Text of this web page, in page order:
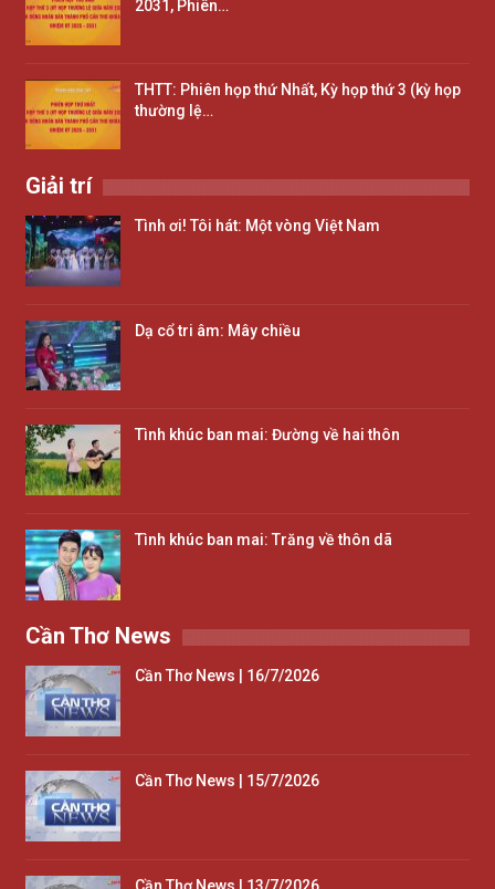
2031, Phiên…
THTT: Phiên họp thứ Nhất, Kỳ họp thứ 3 (kỳ họp
thường lệ…
Giải trí
Tình ơi! Tôi hát: Một vòng Việt Nam
Dạ cổ tri âm: Mây chiều
Tình khúc ban mai: Đường về hai thôn
Tình khúc ban mai: Trăng về thôn dã
Cần Thơ News
Cần Thơ News | 16/7/2026
Cần Thơ News | 15/7/2026
Cần Thơ News | 13/7/2026